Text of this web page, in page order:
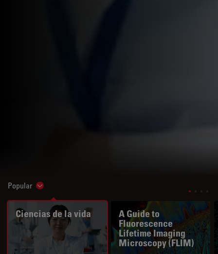
Popular Show subnavigation
Ciencias de la vida
A Guide to
Fluorescence
Lifetime Imaging
Microscopy (FLIM)